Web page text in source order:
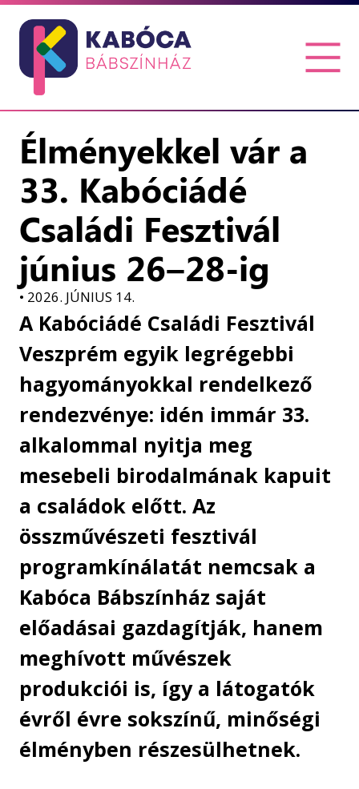
Élményekkel vár a
33. Kabóciádé
Családi Fesztivál
június 26–28-ig
• 2026. JÚNIUS 14.
A Kabóciádé Családi Fesztivál
Veszprém egyik legrégebbi
hagyományokkal rendelkező
rendezvénye: idén immár 33.
alkalommal nyitja meg
mesebeli birodalmának kapuit
a családok előtt. Az
összművészeti fesztivál
programkínálatát nemcsak a
Kabóca Bábszínház saját
előadásai gazdagítják, hanem
meghívott művészek
produkciói is, így a látogatók
évről évre sokszínű, minőségi
élményben részesülhetnek.